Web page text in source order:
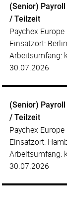
(Senior)
/ Teilzeit
Paychex
Einsatzort: Berlin
Arbeitsumfang:
30.07.2026
(Senior)
/ Teilzeit
Paychex
Einsatzort:
Arbeitsumfang:
30.07.2026